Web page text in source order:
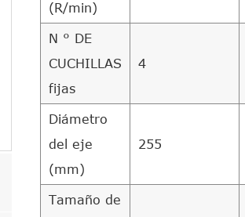
(R/min)
N ° DE
CUCHILLAS
fijas
4
Diámetro
del eje
(mm)
255
Tamaño de